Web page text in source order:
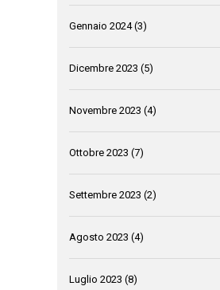
Gennaio 2024(3)
Dicembre 2023 (5)
Novembre 2023 (4)
Ottobre 2023 (7)
Settembre 2023 (2)
Agosto 2023 (4)
Luglio 2023 (8)